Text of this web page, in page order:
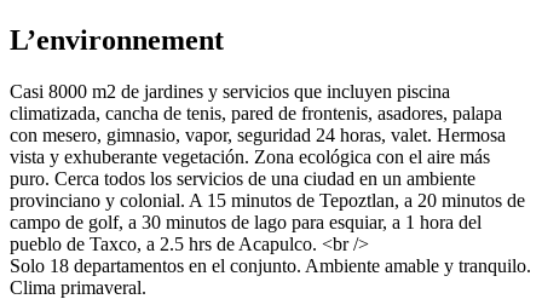
L’environnement
Casi 8000 m2 de jardines y servicios que incluyen piscina
climatizada, cancha de tenis, pared de frontenis, asadores, palapa
con mesero, gimnasio, vapor, seguridad 24 horas, valet. Hermosa
vista y exhuberante vegetación. Zona ecológica con el aire más
puro. Cerca todos los servicios de una ciudad en un ambiente
provinciano y colonial. A 15 minutos de Tepoztlan, a 20 minutos de
campo de golf, a 30 minutos de lago para esquiar, a 1 hora del
pueblo de Taxco, a 2.5 hrs de Acapulco. <br />
Solo 18 departamentos en el conjunto. Ambiente amable y tranquilo.
Clima primaveral.